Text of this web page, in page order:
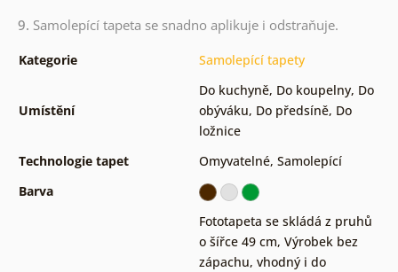
9. Samolepící tapeta se snadno aplikuje i odstraňuje.
Kategorie Samolepící tapety
Umístění
Do kuchyně, Do koupelny, Do
obýváku, Do předsíně, Do
ložnice
Technologie tapet
Omyvatelné, Samolepící
Barva
Fototapeta se skládá z pruhů
o šířce 49 cm, Výrobek bez
zápachu, vhodný i do